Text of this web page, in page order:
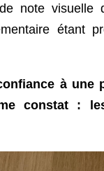
note visuelle
étant
à une
constat :